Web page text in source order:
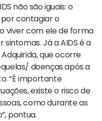
não são iguais: o
contagiar o
viver com ele de forma
Já a AIDS é a
que ocorre
doenças após a
“É importante
existe o risco de
como durante as
pontua.